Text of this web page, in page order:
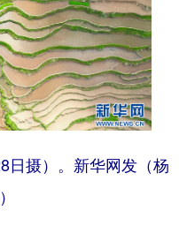
云南故事
日摄）。新华网发（杨